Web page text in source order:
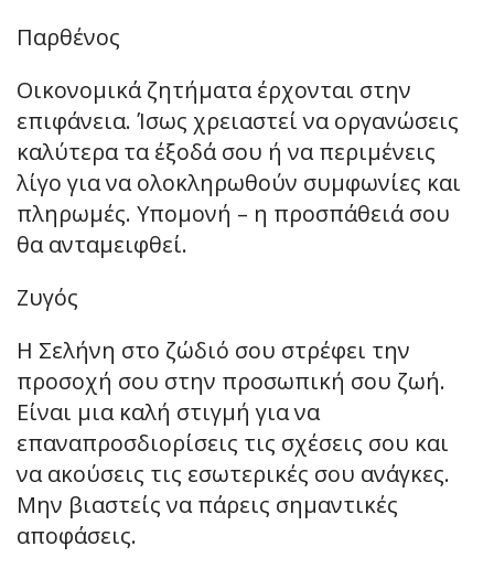
Παρθένος
Οικονομικά ζητήματα έρχονται στην
επιφάνεια. Ίσως χρειαστεί να οργανώσεις
καλύτερα τα έξοδά σου ή να περιμένεις
λίγο για να ολοκληρωθούν συμφωνίες και
πληρωμές. Υπομονή – η προσπάθειά σου
θα ανταμειφθεί.
Ζυγός
Η Σελήνη στο ζώδιό σου στρέφει την
προσοχή σου στην προσωπική σου ζωή.
Είναι μια καλή στιγμή για να
επαναπροσδιορίσεις τις σχέσεις σου και
να ακούσεις τις εσωτερικές σου ανάγκες.
Μην βιαστείς να πάρεις σημαντικές
αποφάσεις.